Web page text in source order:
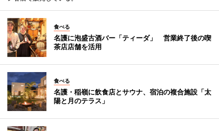
食べる
名護に泡盛古酒バー「ティーダ」 営業終了後の喫
茶店店舗を活用
食べる
名護・稲嶺に飲食店とサウナ、宿泊の複合施設「太
陽と月のテラス」